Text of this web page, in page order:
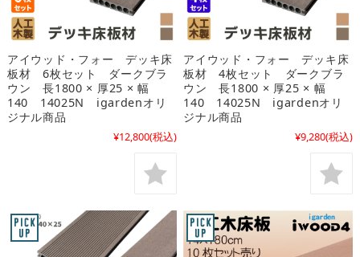
アイウッド・フォー デッキ床
板材 6枚セット ダークブラ
ウン 長1800 × 厚25 × 幅
140 14025N igardenオリ
ジナル商品
¥12,800(税込)
アイウッド・フォー デッキ床
板材 4枚セット ダークブラ
ウン 長1800 × 厚25 × 幅
140 14025N igardenオリ
ジナル商品
¥9,280(税込)